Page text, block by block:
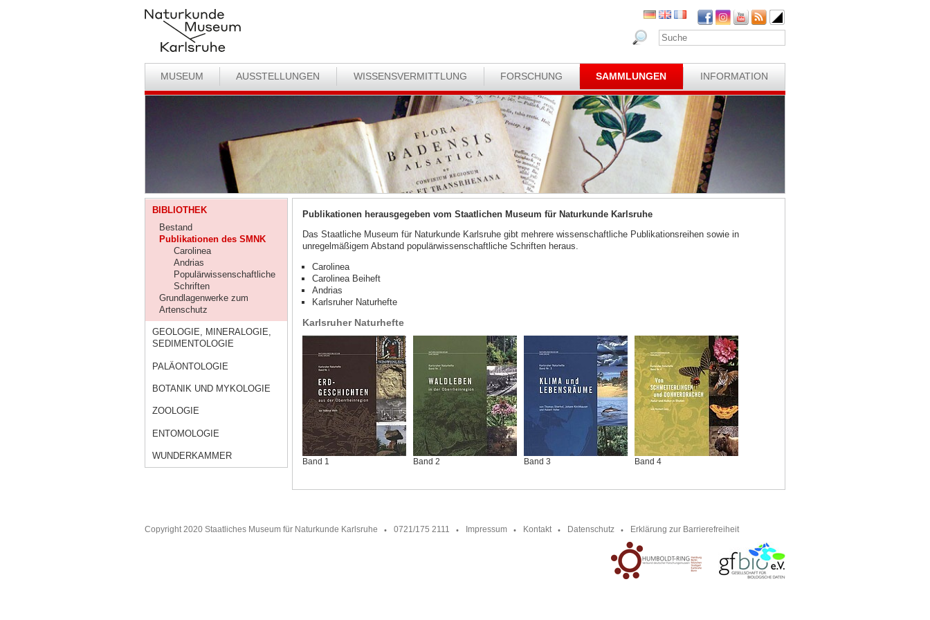
MUSEUM AUSSTELLUNGEN WISSENSVERMITTLUNG FORSCHUNG SAMMLUNGEN INFORMATION
BIBLIOTHEK
Bestand
Publikationen des SMNK
Carolinea
Andrias
Populärwissenschaftliche
Schriften
Grundlagenwerke zum
Artenschutz
GEOLOGIE, MINERALOGIE,
SEDIMENTOLOGIE
PALÄONTOLOGIE
BOTANIK UND MYKOLOGIE
ZOOLOGIE
ENTOMOLOGIE
WUNDERKAMMER
Publikationen herausgegeben vom Staatlichen Museum für Naturkunde Karlsruhe
Das Staatliche Museum für Naturkunde Karlsruhe gibt mehrere wissenschaftliche Publikationsreihen sowie in
unregelmäßigem Abstand populärwissenschaftliche Schriften heraus.
Carolinea
Carolinea Beiheft
Andrias
Karlsruher Naturhefte
Karlsruher Naturhefte
Band 1 Band 2 Band 3 Band 4
Copyright 2020 Staatliches Museum für Naturkunde Karlsruhe 0721/175 2111 Impressum Kontakt Datenschutz Erklärung zur Barrierefreiheit